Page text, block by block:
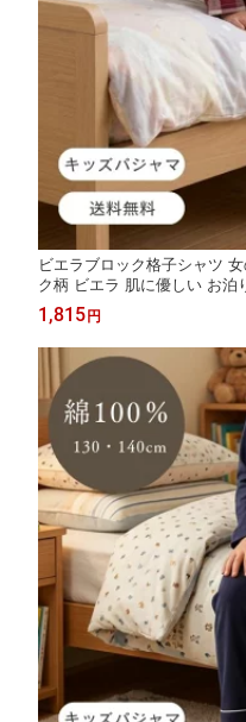
ビエラブロック格子シャツ
ク柄 ビエラ 肌に優しい お泊
1,815円